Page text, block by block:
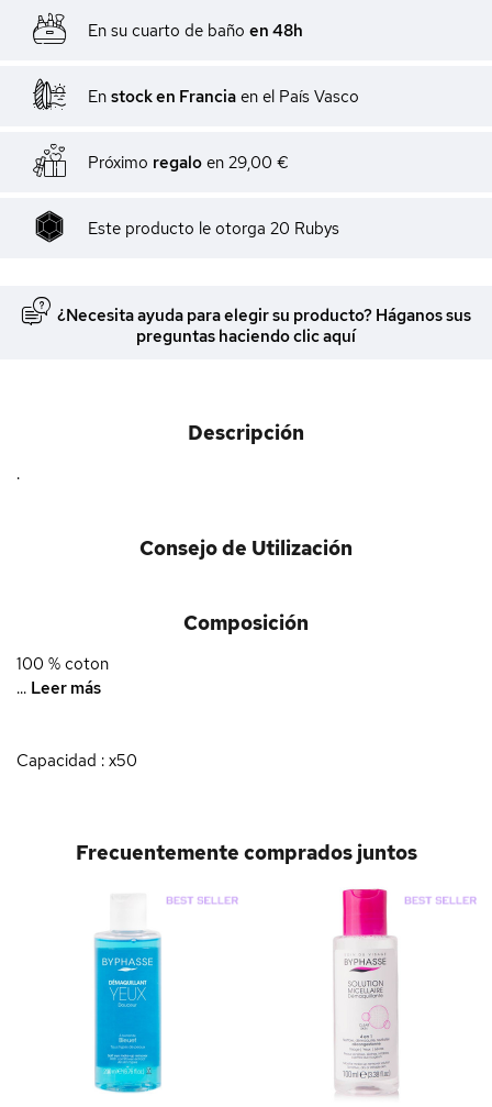
En su cuarto de baño en 48h
En stock en Francia en el País Vasco
Próximo regalo en 29,00 €
Este producto le otorga 20 Rubys
¿Necesita ayuda para elegir su producto? Háganos sus
preguntas haciendo clic aquí
Descripción
.
Consejo de Utilización
Composición
100 % coton
... Leer más
Capacidad : x50
Frecuentemente comprados juntos